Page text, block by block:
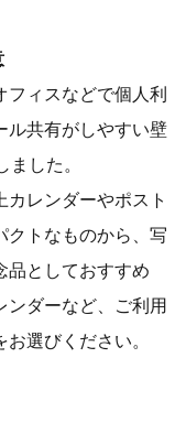
ィスなどで個人利
ル共有がしやすい壁
した。
カレンダーやポスト
クトなものから、写
品としておすすめ
ンダーなど、ご利用
選びください。